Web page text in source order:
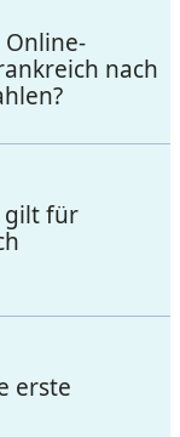
nach
gilt für
erste